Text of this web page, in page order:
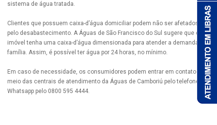
sistema de água tratada.
Clientes que possuem caixa-d’água domiciliar podem não ser afetados
pelo desabastecimento. A Águas de São Francisco do Sul sugere que cada
imóvel tenha uma caixa-d’água dimensionada para atender a demanda da
família. Assim, é possível ter água por 24 horas, no mínimo.
Em caso de necessidade, os consumidores podem entrar em contato por
meio das centrais de atendimento da Águas de Camboriú pelo telefone ou
Whatsapp pelo 0800 595 4444.